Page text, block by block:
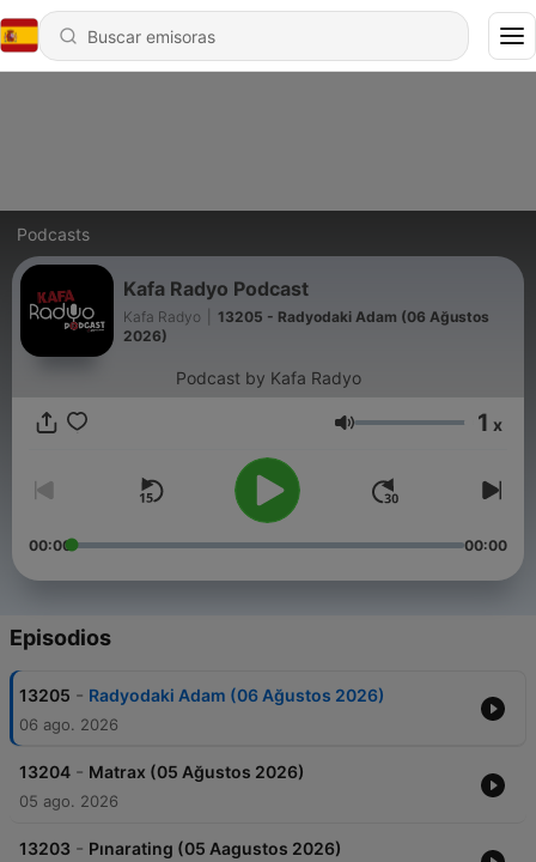
Podcasts
Kafa Radyo Podcast
Kafa Radyo
13205 - Radyodaki Adam (06 Ağustos
2026)
Podcast by Kafa Radyo
Volumen 1 x
00:00 00:00
Episodios
13205 - Radyodaki Adam (06 Ağustos 2026)
06 ago. 2026
13204 - Matrax (05 Ağustos 2026)
05 ago. 2026
13203 - Pınarating (05 Aagustos 2026)